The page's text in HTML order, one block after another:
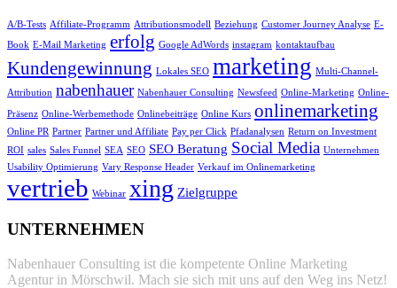
A/B-Tests Affiliate-Programm Attributionsmodell Beziehung Customer Journey Analyse E-
Book E-Mail Marketing erfolg Google AdWords instagram kontaktaufbau
Kundengewinnung Lokales SEO marketing Multi-Channel-
Attribution nabenhauer Nabenhauer Consulting Newsfeed Online-Marketing Online-
Präsenz Online-Werbemethode Onlinebeiträge Online Kurs onlinemarketing
Online PR Partner Partner und Affiliate Pay per Click Pfadanalysen Return on Investment
ROI sales Sales Funnel SEA SEO SEO Beratung Social Media Unternehmen
Usability Optimierung Vary Response Header Verkauf im Onlinemarketing
vertrieb Webinar xing Zielgruppe
UNTERNEHMEN
Nabenhauer Consulting ist die kompetente Online Marketing
Agentur in Mörschwil. Mach sie sich mit uns auf den Weg ins Netz!